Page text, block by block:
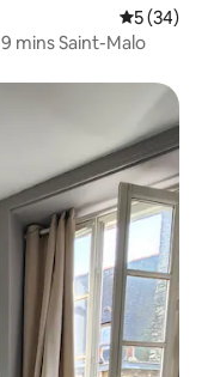
5 (34)
mins Saint-Malo